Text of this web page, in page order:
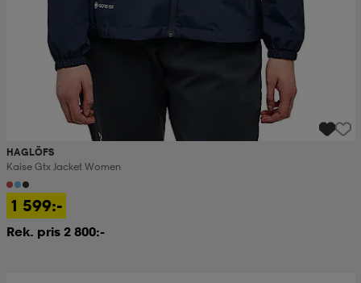
HAGLÖFS
Kaise Gtx Jacket Women
1 599:-
Rek. pris 2 800:-